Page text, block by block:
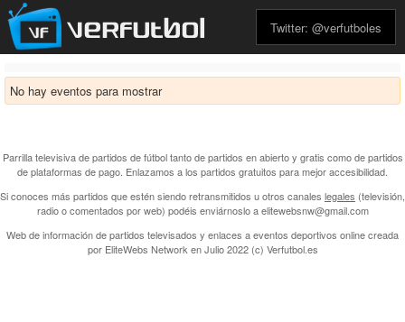
Twitter: @verfutboles
No hay eventos para mostrar
Parrilla televisiva de partidos de fútbol tanto de partidos en abierto y gratis como de partidos
de plataformas de pago. Enlazamos a los partidos gratuitos para mejor accesibilidad.
Si conoces más partidos que estén siendo retransmitidos u otros canales legales (televisión,
radio o comentados por web) podéis enviárnoslo a elitewebsnw@gmail.com
Web de información de partidos televisados y enlaces a eventos deportivos online creada
por EliteWebs Network en Julio 2022 (c) Verfutbol.es